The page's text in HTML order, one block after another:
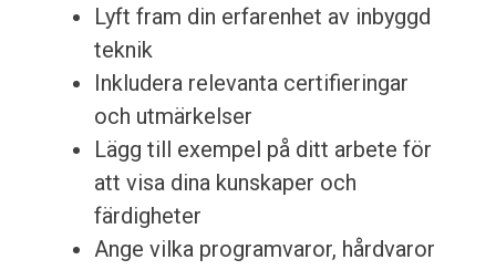
Lyft fram din erfarenhet av inbyggd
teknik
Inkludera relevanta certifieringar
och utmärkelser
Lägg till exempel på ditt arbete för
att visa dina kunskaper och
färdigheter
Ange vilka programvaror, hårdvaror